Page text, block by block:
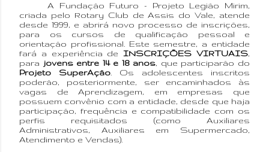
A Fundação Futuro - Projeto Legião Mirim,
criada pelo Rotary Club de Assis do Vale, atende
desde 1999, e abrirá novo processo de inscrições,
para os cursos de qualificação pessoal e
orientação profissional. Este semestre, a entidade
fará a experiência deINSCRIÇÕES VIRTUAIS,
para jovens entre 14 e 18 anos, que participarão do
Projeto SuperAção. Os adolescentes inscritos
poderão, posteriormente, ser encaminhados às
vagas de Aprendizagem, em empresas que
possuem convênio com a entidade, desde que haja
participação, frequência e compatibilidade com os
perfis requisitados (como Auxiliares
Administrativos, Auxiliares em Supermercado,
Atendimento e Vendas).